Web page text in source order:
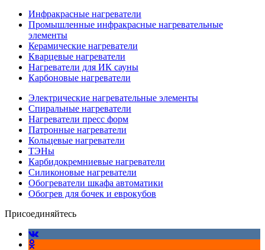
Инфракрасные нагреватели
Промышленные инфракрасные нагревательные
элементы
Керамические нагреватели
Кварцевые нагреватели
Нагреватели для ИК сауны
Карбоновые нагреватели
Электрические нагревательные элементы
Спиральные нагреватели
Нагреватели пресс форм
Патронные нагреватели
Кольцевые нагреватели
ТЭНы
Карбидокремниевые нагреватели
Силиконовые нагреватели
Обогреватели шкафа автоматики
Обогрев для бочек и еврокубов
Присоединяйтесь